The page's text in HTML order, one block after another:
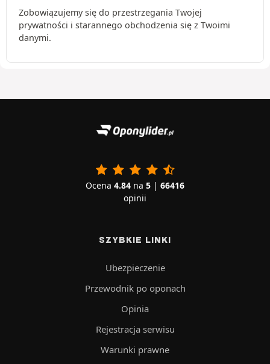
Zobowiązujemy się do przestrzegania Twojej
prywatności i starannego obchodzenia się z Twoimi
danymi.
Ocena 4.84 na 5 | 66416
opinii
SZYBKIE LINKI
Ubezpieczenie
Przewodnik po oponach
Opinia
Rejestracja serwisu
Warunki prawne